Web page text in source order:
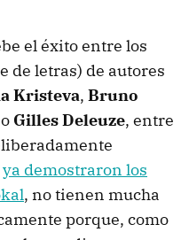
el éxito entre los
de letras) de autores
Kristeva, Bruno
o Gilles Deleuze, entre
ya demostraron los
, no tienen mucha
porque, como